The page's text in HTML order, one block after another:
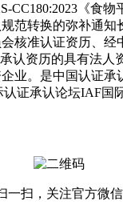
CC180:2023《食物
范转换的弥补通知
核准认证资历、经
认资历的具有法人
业。是中国认证承
证承认论坛IAF国
一扫，关注官方微信